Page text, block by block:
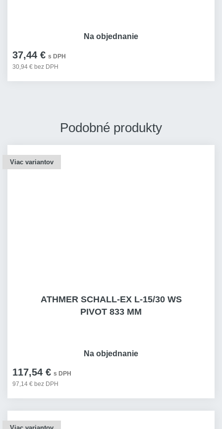
37,44 € s DPH
30,94 € bez DPH
Na objednanie
Podobné produkty
Viac variantov
ATHMER SCHALL-EX L-15/30 WS
PIVOT 833 MM
117,54 € s DPH
97,14 € bez DPH
Na objednanie